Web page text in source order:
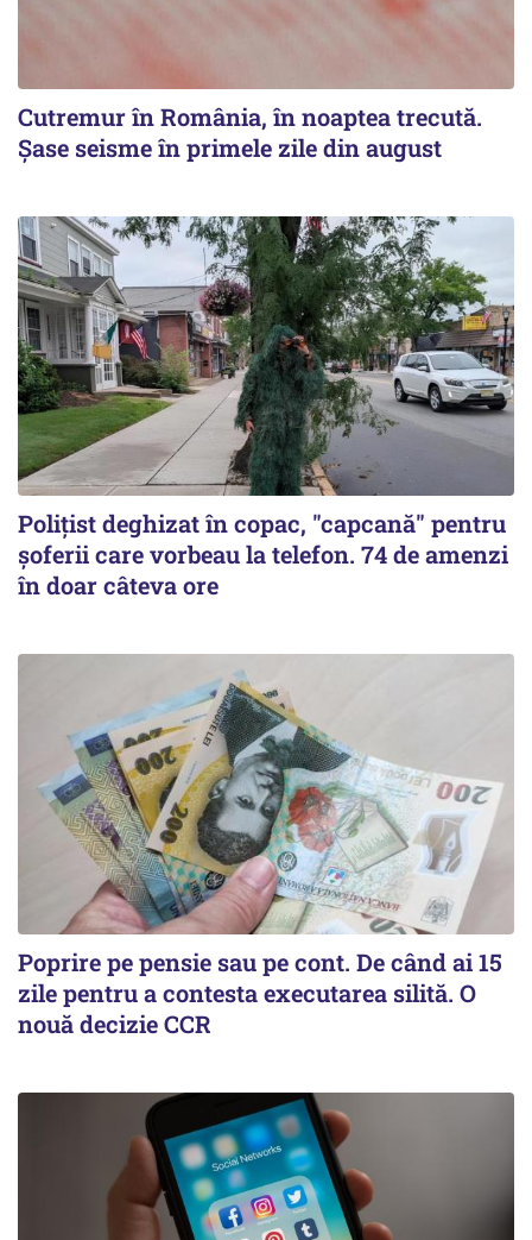
Cutremur în România, în noaptea trecută.
Șase seisme în primele zile din august
Polițist deghizat în copac, "capcană" pentru
șoferii care vorbeau la telefon. 74 de amenzi
în doar câteva ore
Poprire pe pensie sau pe cont. De când ai 15
zile pentru a contesta executarea silită. O
nouă decizie CCR